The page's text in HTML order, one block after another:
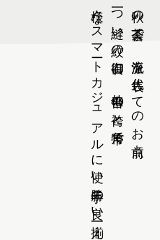
秋の茶会で、流派を代表してのお点前
一つ縫い紋の御召に、仙台平の袴と角帯で
様々なスマートカジュアルに使い勝手の良い一揃え